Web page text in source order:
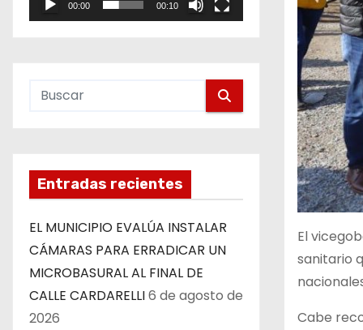
00:00 00:10
Entradas recientes
EL MUNICIPIO EVALÚA INSTALAR
CÁMARAS PARA ERRADICAR UN
MICROBASURAL AL FINAL DE
CALLE CARDARELLI6 de agosto de
2026
El
sanitario
Cabe